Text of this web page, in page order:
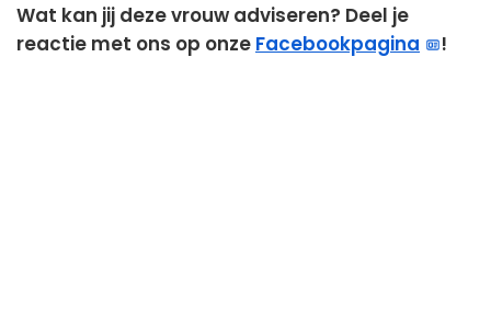
Wat kan jij deze vrouw adviseren? Deel je
reactie met ons op onze Facebookpagina !